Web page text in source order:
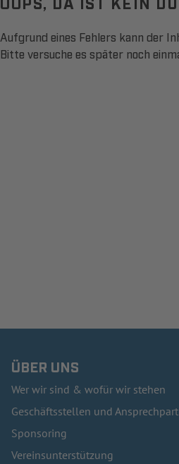
Aufgrund eines Fehlers kann der
Bitte versuche es später noch
ÜBER UNS
Wer wir sind & wofür wir stehen
Geschäftsstellen und
Sponsoring
Vereinsunterstützung